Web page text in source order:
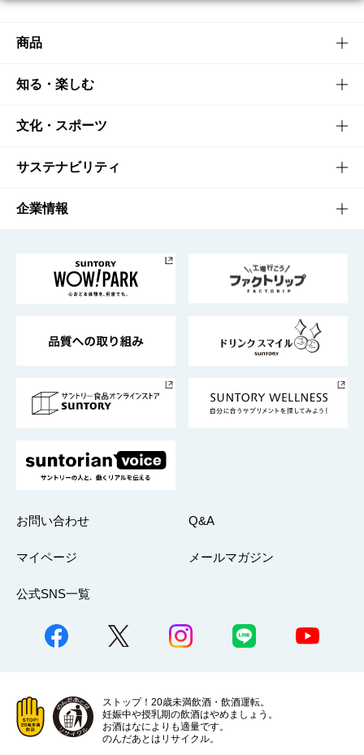
商品
商品TOP
商品一覧
商品発売情報
栄養成分一覧
知る・楽しむ
知る・楽しむTOP
キャンペーン
工場見学
地域情報
文化・スポーツ
文化・スポーツTOP
サントリーホール
サントリーサンバーズ大阪
サステナビリティ
サステナビリティTOP
サントリーが考えるサステナビリティ経営
企業情報
企業概要
採用情報
お問い合わせ Q&A
マイページ メールマガジン
公式SNS一覧
ストップ！20歳未満飲酒・飲酒運転。
妊娠中や授乳期の飲酒はやめましょう。
お酒はなによりも適量です。
のんだあとはリサイクル。